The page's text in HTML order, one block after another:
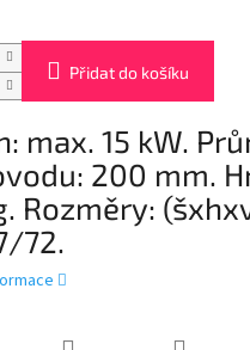
Přidat do košíku
max. 15 kW.
200 mm.
Rozměry:
72.